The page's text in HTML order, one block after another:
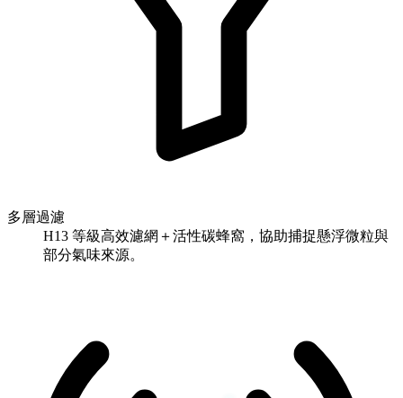
多層過濾
H13 等級高效濾網＋活性碳蜂窩，協助捕捉懸浮微粒與
部分氣味來源。